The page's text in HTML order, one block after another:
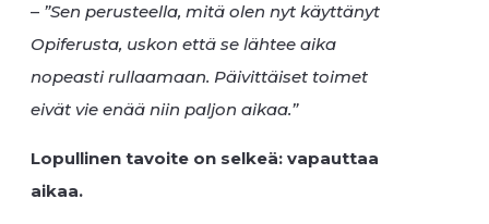
– ”Sen perusteella, mitä olen nyt käyttänyt
Opiferusta, uskon että se lähtee aika
nopeasti rullaamaan. Päivittäiset toimet
eivät vie enää niin paljon aikaa.”
Lopullinen tavoite on selkeä: vapauttaa
aikaa.